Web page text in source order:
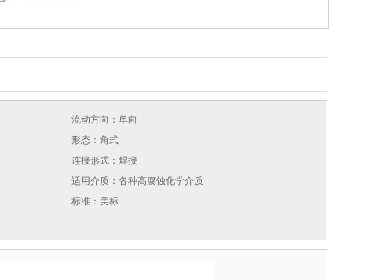
流动方向：单向
形态：角式
连接形式：焊接
适用介质：各种高腐蚀化学介质
标准：美标